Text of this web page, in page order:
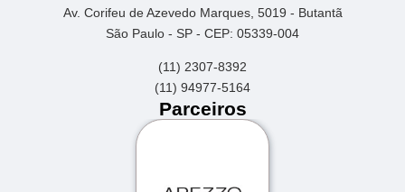
Av. Corifeu de Azevedo Marques, 5019 - Butantã
São Paulo - SP - CEP: 05339-004
(11) 2307-8392
(11) 94977-5164
Parceiros